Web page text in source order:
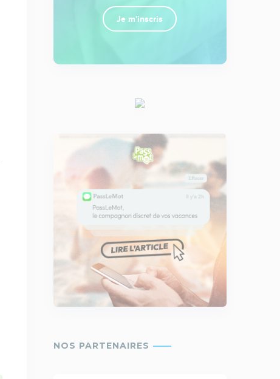
Je m'inscris